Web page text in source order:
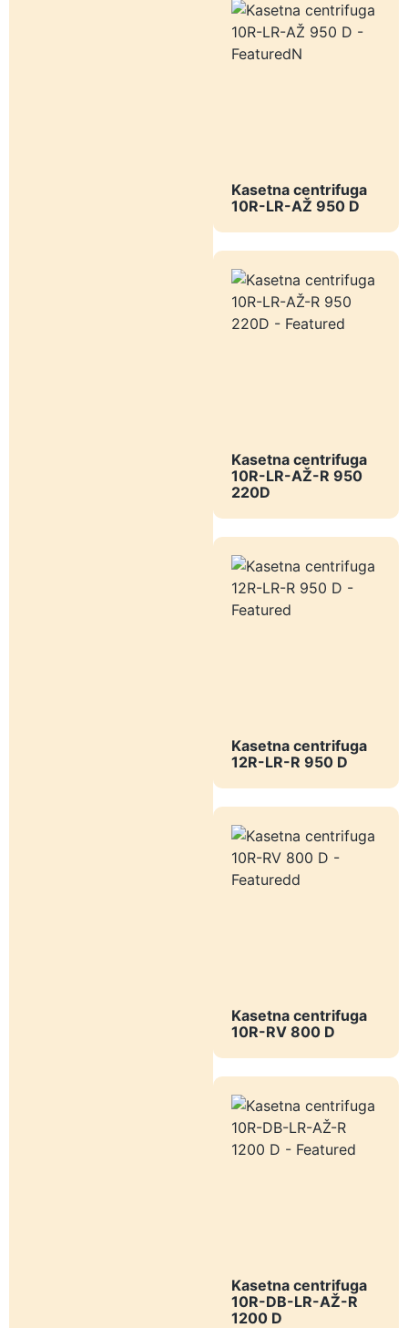
Kasetna centrifuga
10R-LR-AŽ 950 D
Kasetna centrifuga
10R-LR-AŽ-R 950
220D
Kasetna centrifuga
12R-LR-R 950 D
Kasetna centrifuga
10R-RV 800 D
Kasetna centrifuga
10R-DB-LR-AŽ-R
1200 D